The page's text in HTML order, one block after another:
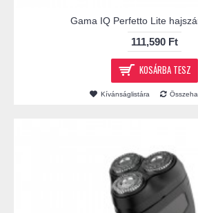
Gama IQ Perfetto Lite
111,590 Ft
KOSÁRBA TESZ
Kívánságlistára